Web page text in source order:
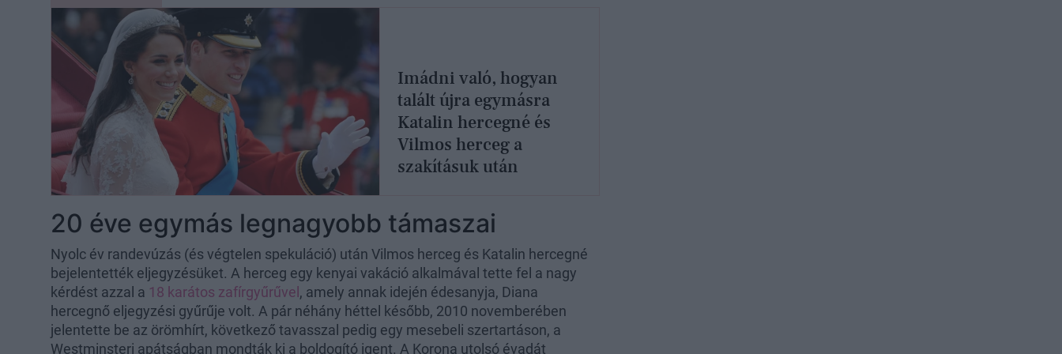
Imádni való, hogyan
talált újra egymásra
Katalin hercegné és
Vilmos herceg a
szakításuk után
20 éve egymás legnagyobb támaszai
Nyolc év randevúzás (és végtelen spekuláció) után Vilmos herceg és Katalin hercegné
bejelentették eljegyzésüket. A herceg egy kenyai vakáció alkalmával tette fel a nagy
kérdést azzal a 18 karátos zafírgyűrűvel , amely annak idején édesanyja, Diana
hercegnő eljegyzési gyűrűje volt. A pár néhány héttel később, 2010 novemberében
jelentette be az örömhírt, következő tavasszal pedig egy mesebeli szertartáson, a
Westminsteri apátságban mondták ki a boldogító igent. A Korona utolsó évadát